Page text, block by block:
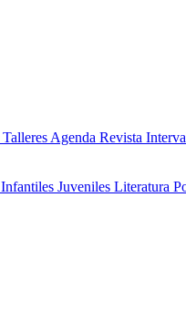
Talleres Agenda Revista
Infantiles Juveniles Literatura